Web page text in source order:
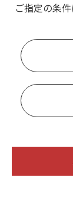
ご指定の条